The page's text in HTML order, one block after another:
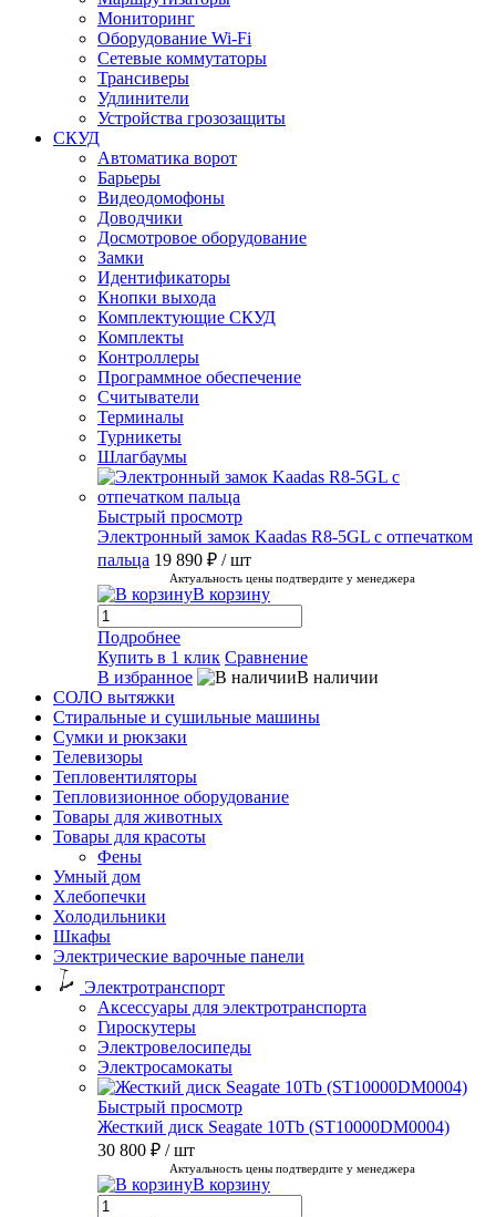
Мониторинг
Оборудование Wi-Fi
Сетевые коммутаторы
Трансиверы
Удлинители
Устройства грозозащиты
СКУД
Автоматика ворот
Барьеры
Видеодомофоны
Доводчики
Досмотровое оборудование
Замки
Идентификаторы
Кнопки выхода
Комплектующие СКУД
Комплекты
Контроллеры
Программное обеспечение
Считыватели
Терминалы
Турникеты
Шлагбаумы
Быстрый просмотр
Электронный замок Kaadas R8-5GL с отпечатком
пальца 19 890 ₽ / шт
Актуальность цены подтвердите у менеджера
В корзину
Подробнее
Купить в 1 клик Сравнение
В избранное
В наличии
СОЛО вытяжки
Стиральные и сушильные машины
Сумки и рюкзаки
Телевизоры
Тепловентиляторы
Тепловизионное оборудование
Товары для животных
Товары для красоты
Фены
Умный дом
Хлебопечки
Холодильники
Шкафы
Электрические варочные панели
Электротранспорт
Аксессуары для электротранспорта
Гироскутеры
Электровелосипеды
Электросамокаты
Быстрый просмотр
Жесткий диск Seagate 10Tb (ST10000DM0004)
30 800 ₽ / шт
Актуальность цены подтвердите у менеджера
В корзину